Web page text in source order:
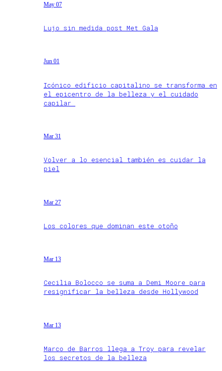
May 07
Lujo sin medida post Met Gala
Jun 01
Icónico edificio capitalino se transforma en
el epicentro de la belleza y el cuidado
capilar
Mar 31
Volver a lo esencial también es cuidar la
piel
Mar 27
Los colores que dominan este otoño
Mar 13
Cecilia Bolocco se suma a Demi Moore para
resignificar la belleza desde Hollywood
Mar 13
Marco de Barros llega a Troy para revelar
los secretos de la belleza